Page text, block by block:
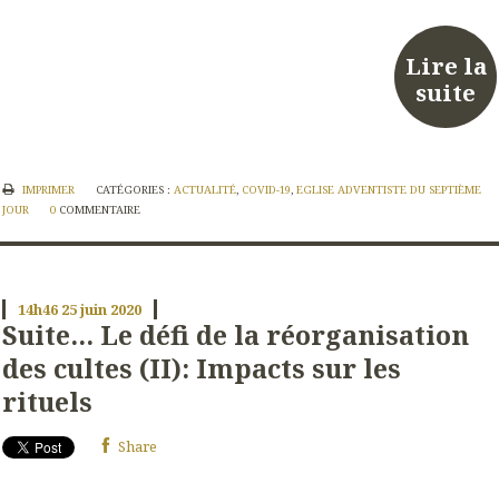
Lire la
suite
IMPRIMER CATÉGORIES : ACTUALITÉ, COVID-19, EGLISE ADVENTISTE DU SEPTIÈME
JOUR
0 COMMENTAIRE
14h46 25juin 2020
Suite... Le défi de la réorganisation
des cultes (II): Impacts sur les
rituels
Share